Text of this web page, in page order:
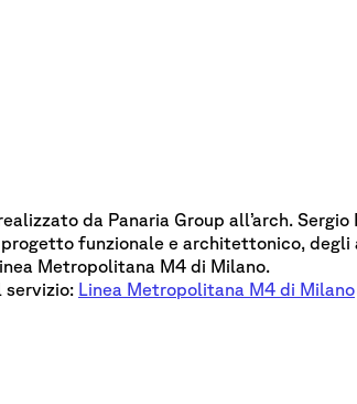
da Panaria Group all’arch.
funzionale e architettonico, degli
Metropolitana M4 di Milano.
servizio: Linea Metropolitana M4 di Milano